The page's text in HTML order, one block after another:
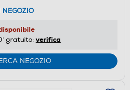
NEGOZIO
gratuito: verifica
NEGOZIO